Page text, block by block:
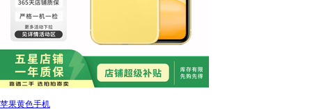
苹果黄色手机